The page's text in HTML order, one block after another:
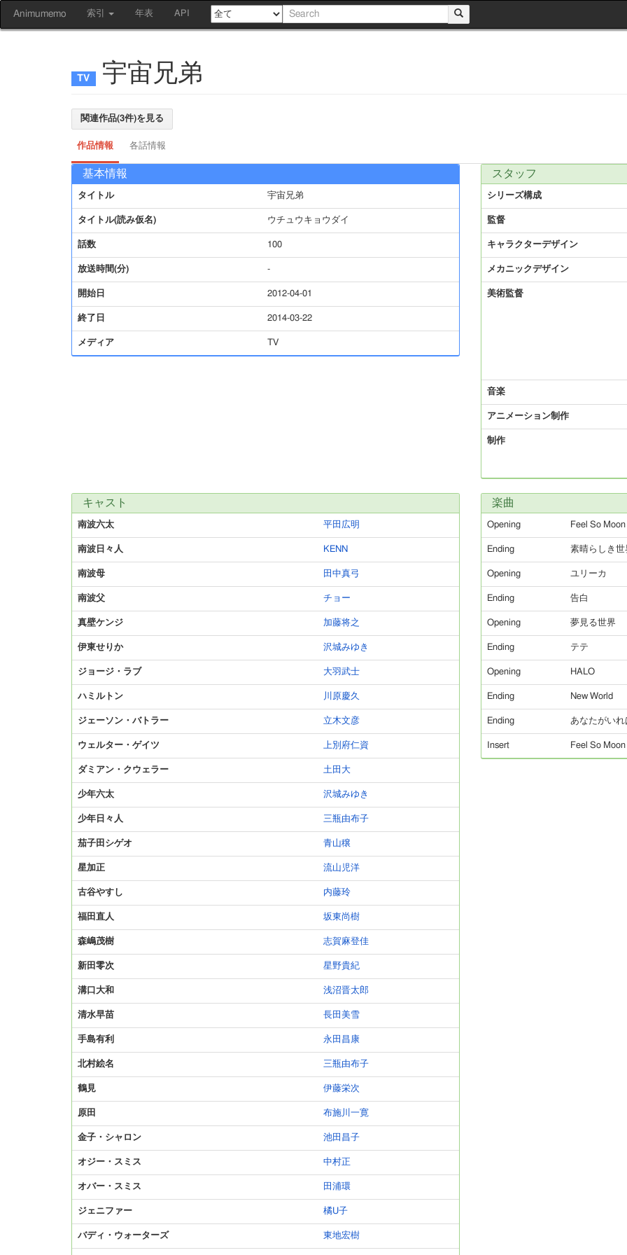
Animumemo 索引 年表 API
宇宙兄弟
関連作品(3件)を見る
作品情報 各話情報
基本情報
タイトル 宇宙兄弟
タイトル(読み仮名) ウチュウキョウダイ
話数 100
放送時間(分) -
開始日 2012-04-01
終了日 2014-03-22
メディア TV
スタッフ
シリーズ構成
監督
キャラクターデザイン
メカニックデザイン
美術監督
音楽
アニメーション制作
制作
キャスト
南波六太 平田広明
南波日々人 KENN
南波母 田中真弓
南波父 チョー
真壁ケンジ 加藤将之
伊東せりか 沢城みゆき
ジョージ・ラブ 大羽武士
ハミルトン 川原慶久
ジェーソン・バトラー 立木文彦
ウェルター・ゲイツ 上別府仁資
ダミアン・クウェラー 土田大
少年六太 沢城みゆき
少年日々人 三瓶由布子
茄子田シゲオ 青山穣
星加正 流山児洋
古谷やすし 内藤玲
福田直人 坂東尚樹
森嶋茂樹 志賀麻登佳
新田零次 星野貴紀
溝口大和 浅沼晋太郎
清水早苗 長田美雪
手島有利 永田昌康
北村絵名 三瓶由布子
鶴見 伊藤栄次
原田 布施川一寛
金子・シャロン 池田昌子
オジー・スミス 中村正
オバー・スミス 田浦環
ジェニファー 橘U子
バディ・ウォーターズ 東地宏樹
楽曲
Opening Feel So Moon
Ending 素晴らしき世
Opening ユリーカ
Ending 告白
Opening 夢見る世界
Ending テテ
Opening HALO
Ending New World
Ending あなたがいれ
Insert Feel So Moon